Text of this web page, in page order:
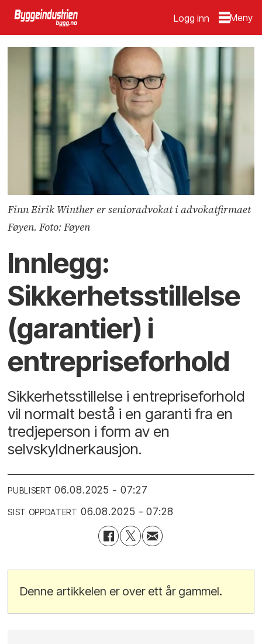
Logg inn
Finn Eirik Winther er senioradvokat i advokatfirmaet
Føyen. Foto: Føyen
Innlegg:
Sikkerhetsstillelse
(garantier) i
entrepriseforhold
Sikkerhetsstillelse i entrepriseforhold
vil normalt bestå i en garanti fra en
tredjeperson i form av en
selvskyldnerkausjon.
PUBLISERT 06.08.2025 - 07:27
SIST OPPDATERT 06.08.2025 - 07:28
Denne artikkelen er over ett år gammel.